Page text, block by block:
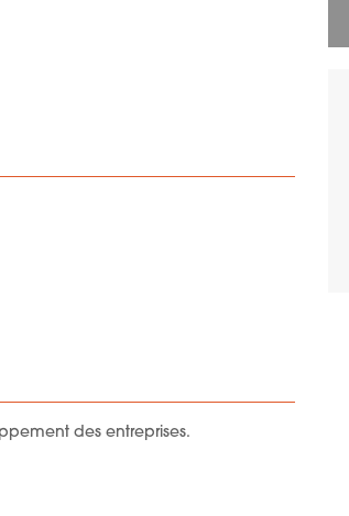
des entreprises.